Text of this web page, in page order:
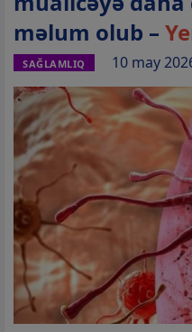
məlum olub –
SAĞLAMLIQ 10 may